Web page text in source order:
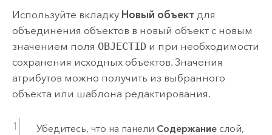
Используйте вкладку Новый объект для
объединения объектов в новый объект с новым
значением поля OBJECTIDи при необходимости
сохранения исходных объектов. Значения
атрибутов можно получить из выбранного
объекта или шаблона редактирования.
Убедитесь, что на панели Содержаниеслой,